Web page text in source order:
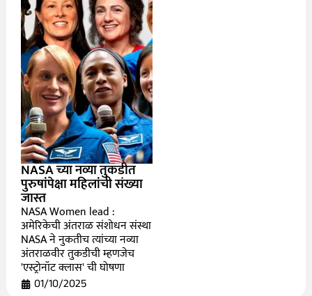
NASA च्या नव्या तुकडीत
पुरुषांपेक्षा महिलांची संख्या
जास्त
NASA Women lead :
अमेरिकेची अंतराळ संशोधन संस्था
NASA ने नुकतीच त्यांच्या नव्या
अंतराळवीर तुकडीची म्हणजेच
'एस्ट्रोनॉट क्लास' ची घोषणा
01/10/2025